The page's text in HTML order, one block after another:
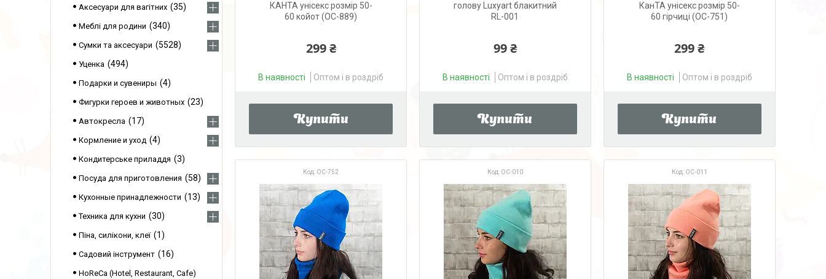
КАНТА унісекс розмір 50-
60 койот (OC-889)
299 ₴
В наявності Оптом і в роздріб
Купити
голову Luxyart блакитний
RL-001
99 ₴
В наявності Оптом і в роздріб
Купити
КанТА унісекс розмір 50-
60 гірчиці (OC-751)
299 ₴
В наявності Оптом і в роздріб
Купити
OC-752 OC-010 OC-011
Аксесуари для вагітних 35
Меблі для родини 340
Сумки та аксесуари 5528
Уценка 494
Подарки и сувениры 4
Фигурки героев и животных 23
Автокресла 17
Кормление и уход 4
Кондитерське приладдя 3
Посуда для приготовления 58
Кухонные принадлежности 13
Техника для кухни 30
Піна, силікони, клеї 1
Садовий інструмент 16
HoReCa (Hotel, Restaurant, Cafe)